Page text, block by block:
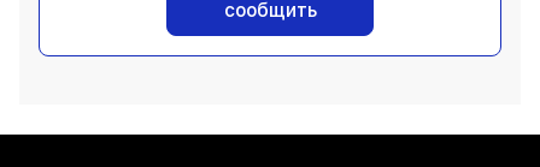
сообщить